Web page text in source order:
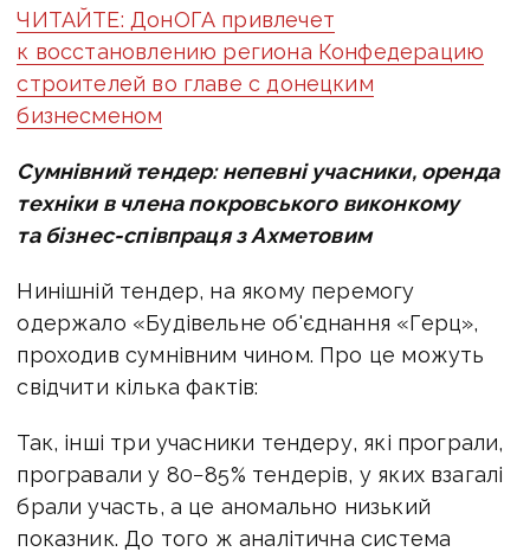
ЧИТАЙТЕ: ДонОГА привлечет
к восстановлению региона Конфедерацию
строителей во главе с донецким
бизнесменом
Сумнівний тендер: непевні учасники, оренда
техніки в члена покровського виконкому
та бізнес-співпраця з Ахметовим
Нинішній тендер, на якому перемогу
одержало «Будівельне об'єднання «Герц»,
проходив сумнівним чином. Про це можуть
свідчити кілька фактів:
Так, інші три учасники тендеру, які програли,
програвали у 80−85% тендерів, у яких взагалі
брали участь, а це аномально низький
показник. До того ж аналітична система